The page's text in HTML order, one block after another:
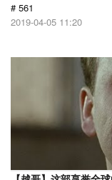
# 561
2019-04-05 11:20